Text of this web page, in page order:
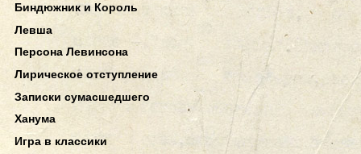
Биндюжник и Король
Левша
Персона Левинсона
Лирическое отступление
Записки сумасшедшего
Ханума
Игра в классики